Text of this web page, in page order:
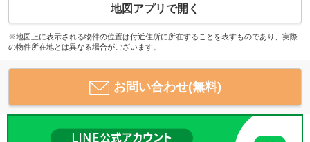
地図アプリで開く
※地図上に表示される物件の位置は付近住所に所在することを表すものであり、実際
の物件所在地とは異なる場合がございます。
お問い合わせ(無料)